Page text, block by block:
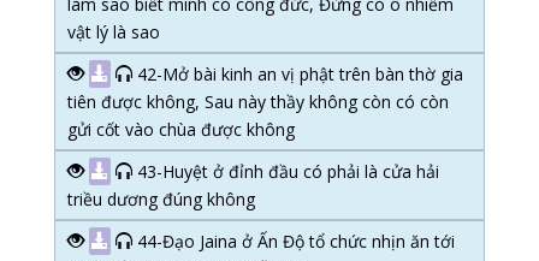
vật lý là sao
42-Mở bài kinh an vị phật trên bàn thờ gia
tiên được không, Sau này thầy không còn có còn
gửi cốt vào chùa được không
43-Huyệt ở đỉnh đầu có phải là cửa hải
triều dương đúng không
44-Đạo Jaina ở Ấn Độ tổ chức nhịn ăn tới